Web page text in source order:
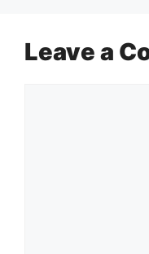
Leave a